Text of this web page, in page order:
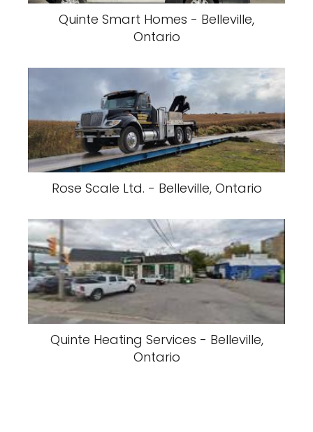
Quinte Smart Homes - Belleville,
Ontario
Rose Scale Ltd. - Belleville, Ontario
Quinte Heating Services - Belleville,
Ontario